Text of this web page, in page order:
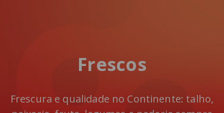
Frescos
Frescura e qualidade no Continente: talho,